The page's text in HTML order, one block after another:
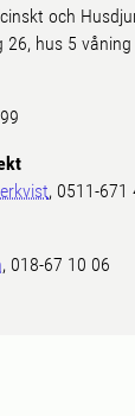
och
26, hus 5 våning
, 0511-671
, 018-67 10 06